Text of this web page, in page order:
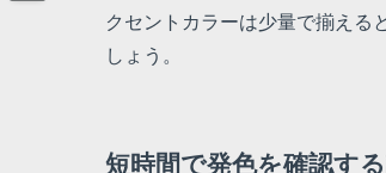
クセントカラーは少量で揃える
しょう。
短時間で発色を確認す